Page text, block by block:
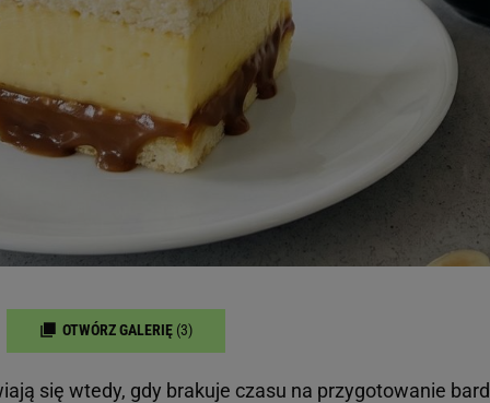
OTWÓRZ GALERIĘ (3)
się wtedy, gdy brakuje czasu na przygotowanie